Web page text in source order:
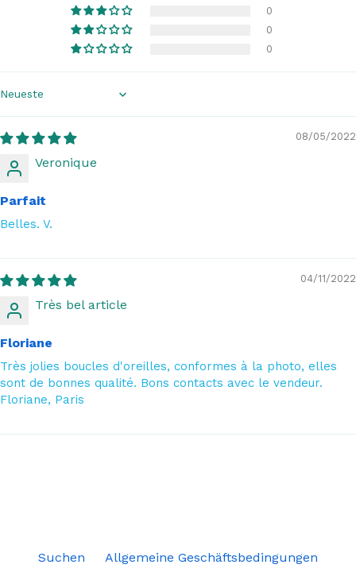
0
0
0
Sort by
08/05/2022
Veronique
Parfait
Belles. V.
04/11/2022
Très bel article
Floriane
Très jolies boucles d'oreilles, conformes à la photo, elles
sont de bonnes qualité. Bons contacts avec le vendeur.
Floriane, Paris
Suchen
Allgemeine Geschäftsbedingungen